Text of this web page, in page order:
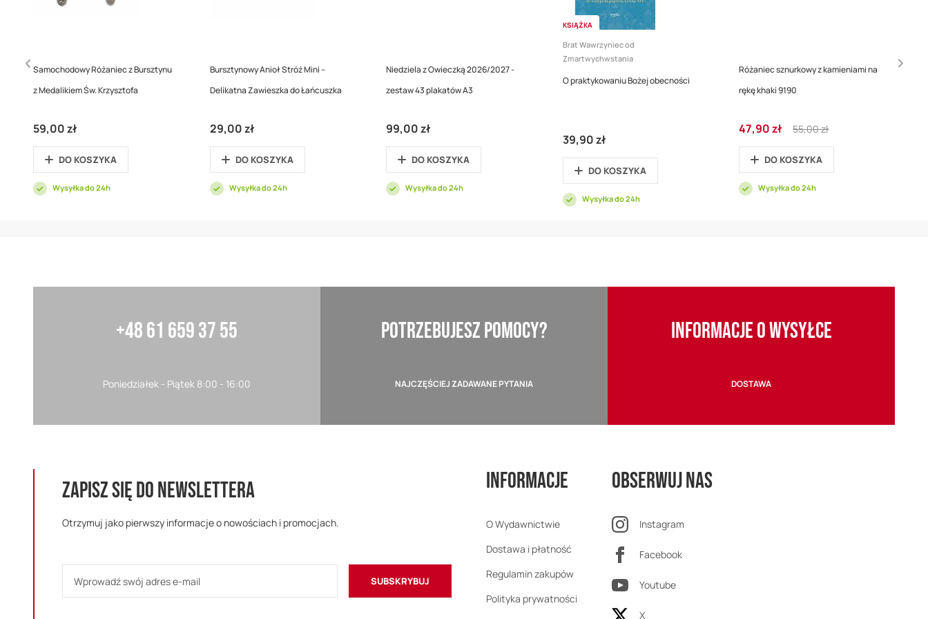
Samochodowy Różaniec z Bursztynu
z Medalikiem Św. Krzysztofa
59,00 zł
DO KOSZYKA
Wysyłka do 24h
Bursztynowy Anioł Stróż Mini –
Delikatna Zawieszka do Łańcuszka
29,00 zł
DO KOSZYKA
Wysyłka do 24h
Niedziela z Owieczką 2026/2027 -
zestaw 43 plakatów A3
99,00 zł
DO KOSZYKA
Wysyłka do 24h
KSIĄŻKA
Brat Wawrzyniec od
Zmartwychwstania
O praktykowaniu Bożej obecności
39,90 zł
DO KOSZYKA
Wysyłka do 24h
Różaniec sznurkowy z kamieniami na
rękę khaki 9190
Cena
promocyjna
47,90 zł
Regular
Price
55,00 zł
DO KOSZYKA
Wysyłka do 24h
+48 61 659 37 55
Poniedziałek - Piątek 8:00 - 16:00
POTRZEBUJESZ POMOCY?
NAJCZĘŚCIEJ ZADAWANE PYTANIA
INFORMACJE O WYSYŁCE
DOSTAWA
ZAPISZ SIĘ DO NEWSLETTERA
Otrzymuj jako pierwszy informacje o nowościach i promocjach.
SUBSKRYBUJ
Informacje
O Wydawnictwie
Dostawa i płatność
Regulamin zakupów
Polityka prywatności
Obserwuj nas
Instagram
Facebook
Youtube
X